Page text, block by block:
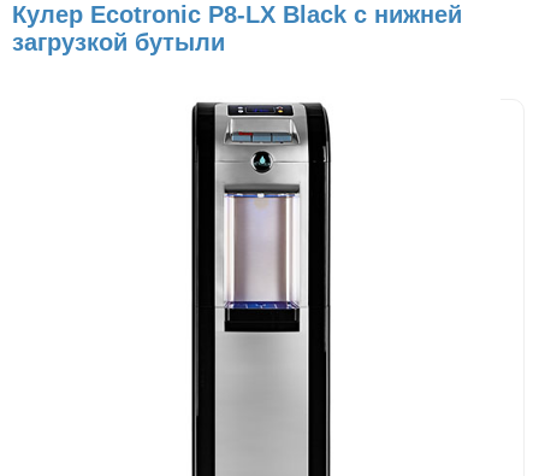
Кулер Ecotronic P8-LX Black с нижней
загрузкой бутыли